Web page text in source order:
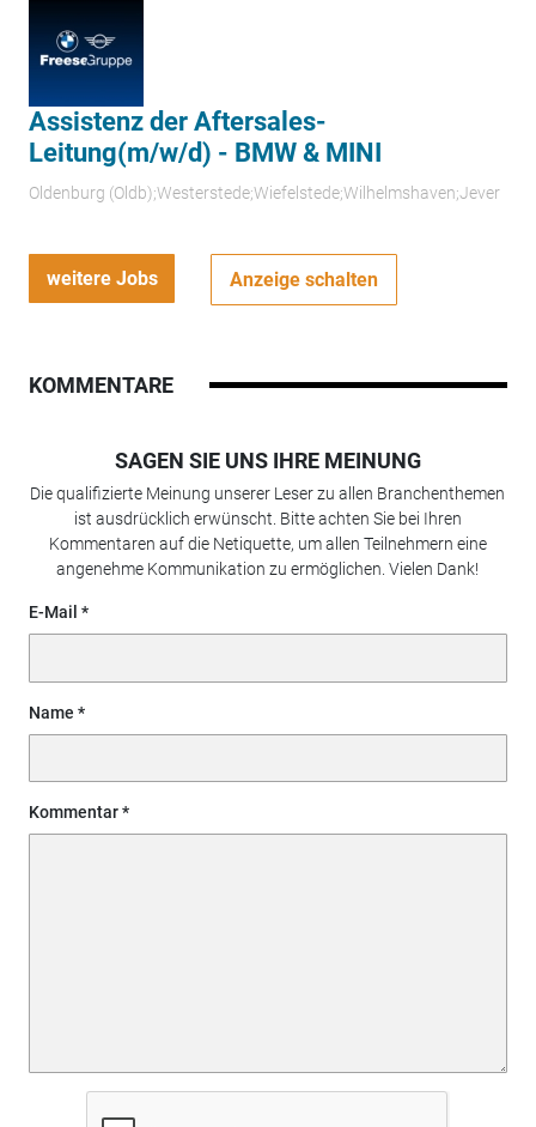
Assistenz der Aftersales-
Leitung(m/w/d) - BMW & MINI
Oldenburg (Oldb);Westerstede;Wiefelstede;Wilhelmshaven;Jever
weitere Jobs Anzeige schalten
KOMMENTARE
SAGEN SIE UNS IHRE MEINUNG
Die qualifizierte Meinung unserer Leser zu allen Branchenthemen
ist ausdrücklich erwünscht. Bitte achten Sie bei Ihren
Kommentaren auf die Netiquette, um allen Teilnehmern eine
angenehme Kommunikation zu ermöglichen. Vielen Dank!
E-Mail
Name
Kommentar